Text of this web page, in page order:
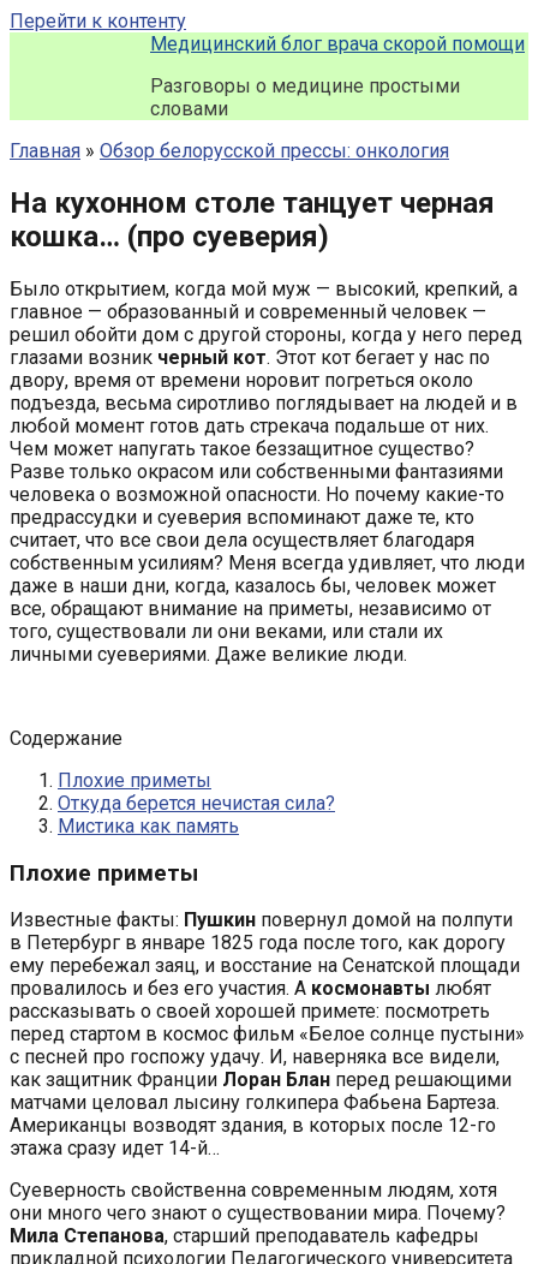
Перейти к контенту
Медицинский блог врача скорой помощи
Разговоры о медицине простыми
словами
Главная » Обзор белорусской прессы: онкология
На кухонном столе танцует черная
кошка… (про суеверия)
Было открытием, когда мой муж — высокий, крепкий, а
главное — образованный и современный человек —
решил обойти дом с другой стороны, когда у него перед
глазами возник черный кот. Этот кот бегает у нас по
двору, время от времени норовит погреться около
подъезда, весьма сиротливо поглядывает на людей и в
любой момент готов дать стрекача подальше от них.
Чем может напугать такое беззащитное существо?
Разве только окрасом или собственными фантазиями
человека о возможной опасности. Но почему какие-то
предрассудки и суеверия вспоминают даже те, кто
считает, что все свои дела осуществляет благодаря
собственным усилиям? Меня всегда удивляет, что люди
даже в наши дни, когда, казалось бы, человек может
все, обращают внимание на приметы, независимо от
того, существовали ли они веками, или стали их
личными суевериями. Даже великие люди.
Содержание
Плохие приметы
Откуда берется нечистая сила?
Мистика как память
Плохие приметы
Известные факты: Пушкин повернул домой на полпути
в Петербург в январе 1825 года после того, как дорогу
ему перебежал заяц, и восстание на Сенатской площади
провалилось и без его участия. А космонавты любят
рассказывать о своей хорошей примете: посмотреть
перед стартом в космос фильм «Белое солнце пустыни»
с песней про госпожу удачу. И, наверняка все видели,
как защитник Франции Лоран Блан перед решающими
матчами целовал лысину голкипера Фабьена Бартеза.
Американцы возводят здания, в которых после 12-го
этажа сразу идет 14-й…
Суеверность свойственна современным людям, хотя
они много чего знают о существовании мира. Почему?
Мила Степанова, старший преподаватель кафедры
прикладной психологии Педагогического университета